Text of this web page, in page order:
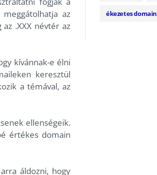
az
.XXX névtér az
kívánnak-e élni
keresztül
a témával, az
ellenségeik.
értékes domain
áldozni, hogy
ékezetes domain